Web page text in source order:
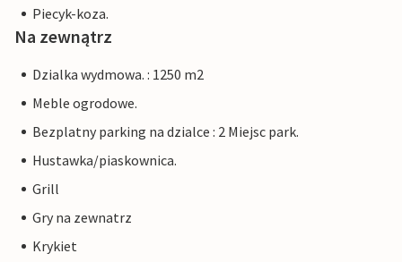
Piecyk-koza.
Na zewnątrz
Dzialka wydmowa. : 1250 m2
Meble ogrodowe.
Bezplatny parking na dzialce : 2 Miejsc park.
Hustawka/piaskownica.
Grill
Gry na zewnatrz
Krykiet